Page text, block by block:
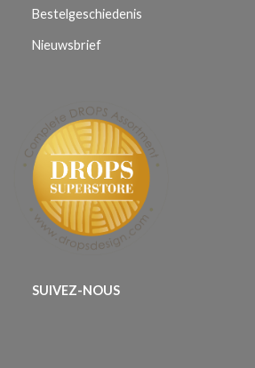
Bestelgeschiedenis
Nieuwsbrief
SUIVEZ-NOUS